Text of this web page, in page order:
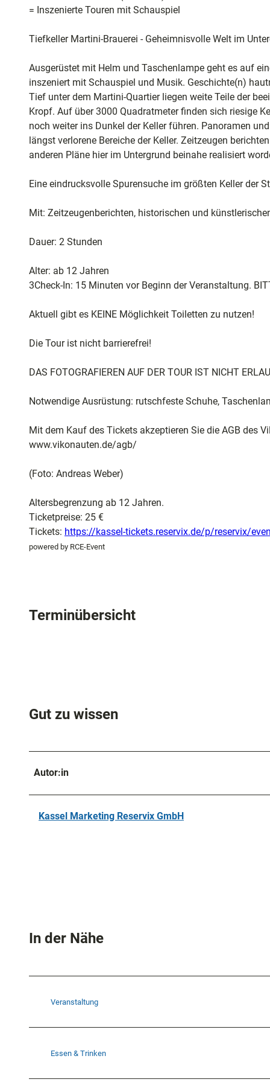
in der
Häufig
gestellte
Fragen
= Inszenierte Touren mit Schauspiel
Tiefkeller Martini-Brauerei - Geheimnisvolle Welt im
Ausgerüstet mit Helm und Taschenlampe geht es auf
inszeniert mit Schauspiel und Musik. Geschichte(n)
Tief unter dem Martini-Quartier liegen weite Teile der
Kropf. Auf über 3000 Quadratmeter finden sich riesige
noch weiter ins Dunkel der Keller führen. Panoramen
längst verlorene Bereiche der Keller. Zeitzeugen
anderen Pläne hier im Untergrund beinahe realisiert
Eine eindrucksvolle Spurensuche im größten Keller der
Mit: Zeitzeugenberichten, historischen und
Dauer: 2 Stunden
Alter: ab 12 Jahren
3Check-In: 15 Minuten vor Beginn der Veranstaltung.
Aktuell gibt es KEINE Möglichkeit Toiletten zu nutzen!
Die Tour ist nicht barrierefrei!
DAS FOTOGRAFIEREN AUF DER TOUR IST NICHT
Notwendige Ausrüstung: rutschfeste Schuhe,
Mit dem Kauf des Tickets akzeptieren Sie die AGB des
www.vikonauten.de/agb/
(Foto: Andreas Weber)
Altersbegrenzung ab 12 Jahren.
Ticketpreise: 25 €
Tickets: https://kassel-tickets.reservix.de/p/reservix/
powered by RCE-Event
Terminübersicht
Gut zu wissen
Autor:in
Kassel Marketing Reservix GmbH
In der Nähe
Veranstaltung
Essen & Trinken